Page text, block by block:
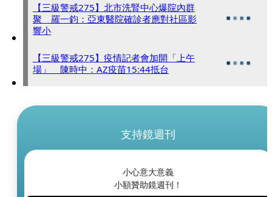
【三級警戒275】北市洗腎中心爆院內群
聚 羅一鈞：亞東醫院確診者應對社區影
響小
【三級警戒275】疫情記者會加開「上午
場」 陳時中：AZ疫苗15:44抵台
支持鏡週刊
小心意大意義
小額贊助鏡週刊！